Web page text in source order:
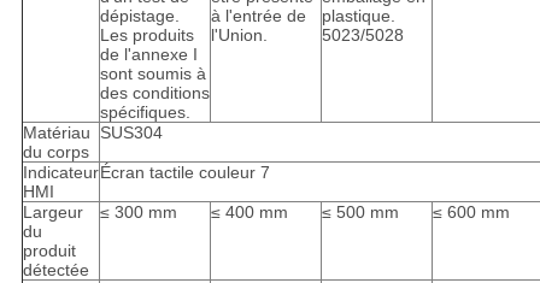
dépistage.
Les produits
de l'annexe I
sont soumis à
des conditions
spécifiques.
à l'entrée de
l'Union.
plastique.
5023/5028
Matériau
du corps
SUS304
Indicateur
HMI
Écran tactile couleur 7
Largeur
du
produit
détectée
≤ 300 mm ≤ 400 mm ≤ 500 mm ≤ 600 mm